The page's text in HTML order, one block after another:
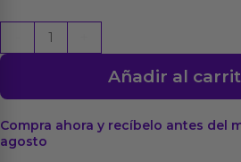
Super
Musical
cantidad
Añadir al
Compra ahora y recíbelo antes del
agosto